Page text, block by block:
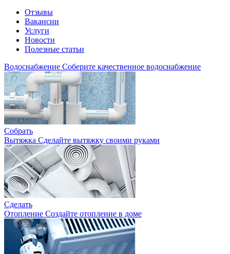
Отзывы
Вакансии
Услуги
Новости
Полезные статьи
Водоснабжение Соберите качественное водоснабжение
Собрать
Вытяжка Сделайте вытяжку своими руками
Сделать
Отопление Создайте отопление в доме